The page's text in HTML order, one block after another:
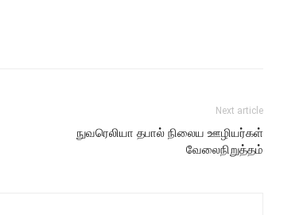
Next article
நுவரெலியா தபால் நிலைய ஊழியர்கள்
வேலைநிறுத்தம்